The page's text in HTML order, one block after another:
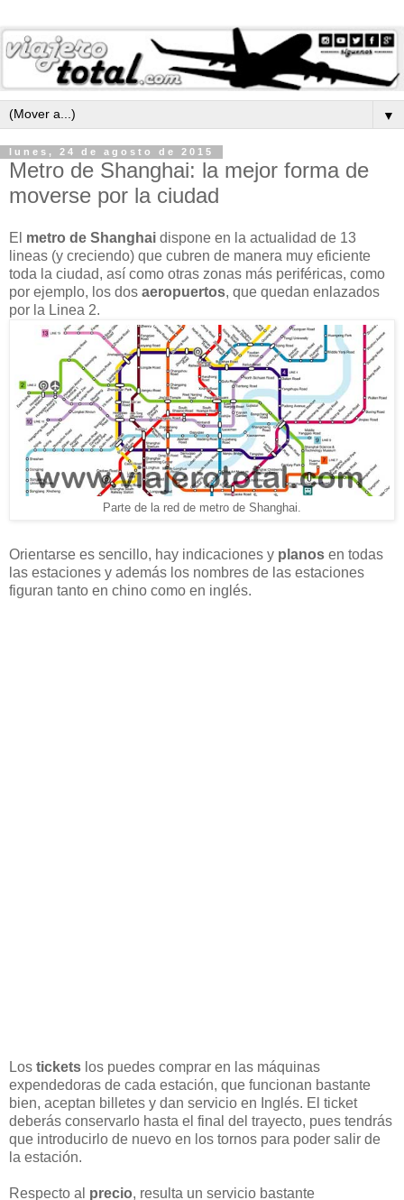
▼
lunes, 24 de agosto de 2015
Metro de Shanghai: la mejor forma de
moverse por la ciudad
El metro de Shanghai dispone en la actualidad de 13
lineas (y creciendo) que cubren de manera muy eficiente
toda la ciudad, así como otras zonas más periféricas, como
por ejemplo, los dos aeropuertos, que quedan enlazados
por la Linea 2.
Parte de la red de metro de Shanghai.
Orientarse es sencillo, hay indicaciones y planos en todas
las estaciones y además los nombres de las estaciones
figuran tanto en chino como en inglés.
Los tickets los puedes comprar en las máquinas
expendedoras de cada estación, que funcionan bastante
bien, aceptan billetes y dan servicio en Inglés. El ticket
deberás conservarlo hasta el final del trayecto, pues tendrás
que introducirlo de nuevo en los tornos para poder salir de
la estación.
Respecto al precio, resulta un servicio bastante